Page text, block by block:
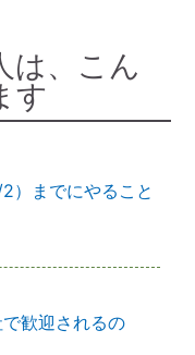
は、こん
す
）までにやること
歓迎されるの